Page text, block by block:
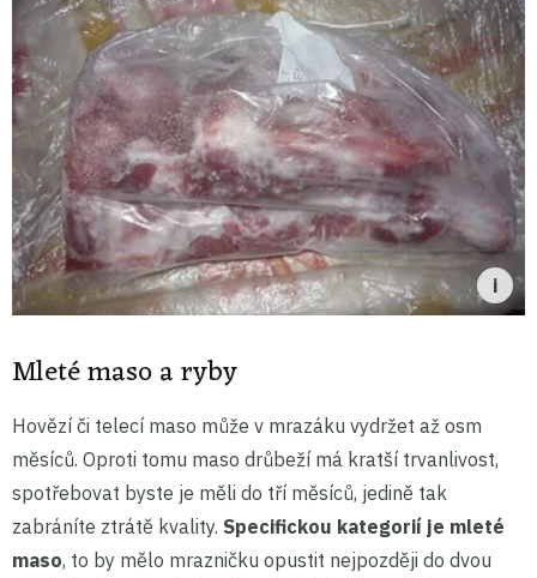
Mleté maso a ryby
Hovězí či telecí maso může v mrazáku vydržet až osm
měsíců. Oproti tomu maso drůbeží má kratší trvanlivost,
spotřebovat byste je měli do tří měsíců, jedině tak
zabráníte ztrátě kvality. Specifickou kategorií je mleté
maso, to by mělo mrazničku opustit nejpozději do dvou